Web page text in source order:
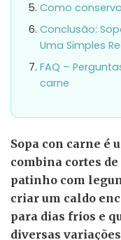
Como
Conclusão:
Uma Simples
FAQ –
carne
Sopa con carne é
combina cortes
patinho com
criar um caldo
para dias frios e
diversas